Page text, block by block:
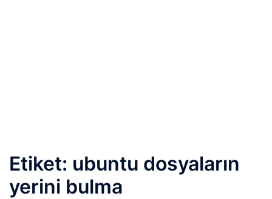
Etiket: ubuntu dosyaların
yerini bulma